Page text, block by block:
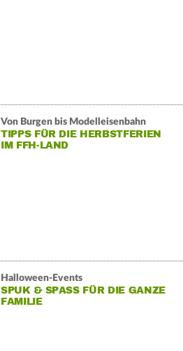
Von Burgen bis Modelleisenbahn
TIPPS FÜR DIE HERBSTFERIEN
IM FFH-LAND
Halloween-Events
SPUK & SPASS FÜR DIE GANZE F
AMILIE